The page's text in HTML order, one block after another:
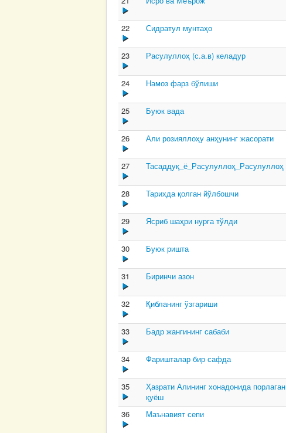
22 Сидратул мунтаҳо
23 Расулуллоҳ (с.а.в) келадур
24 Намоз фарз бўлиши
25 Буюк вада
26 Али розияллоҳу анҳунинг жасорати
27 Тасаддуқ_ё_Расулуллоҳ_Расулуллоҳ
28 Тарихда қолган йўлбошчи
29 Ясриб шаҳри нурга тўлди
30 Буюк ришта
31 Биринчи азон
32 Қибланинг ўзгариши
33 Бадр жангининг сабаби
34 Фаришталар бир сафда
35
Ҳазрати Алининг хонадонида порлаган
қуёш
36 Маънавият сепи